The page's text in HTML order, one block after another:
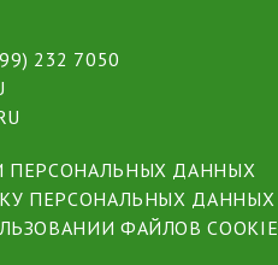
232 7050
ПЕРСОНАЛЬНЫХ ДАННЫХ
ПЕРСОНАЛЬНЫХ ДАННЫХ
ФАЙЛОВ COOKIE